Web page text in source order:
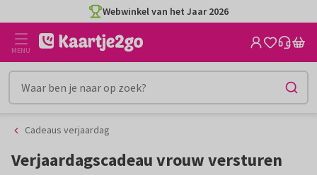
naar
inhoud
naar
het
filter
Webwinkel van het Jaar 2026
MENU
Cadeaus verjaardag
Verjaardagscadeau vrouw versturen